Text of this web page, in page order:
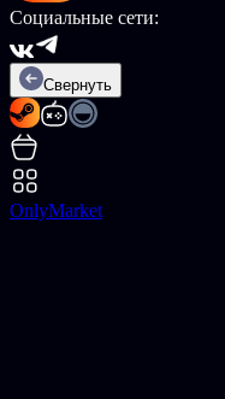
Социальные сети:
Свернуть
OnlyMarket